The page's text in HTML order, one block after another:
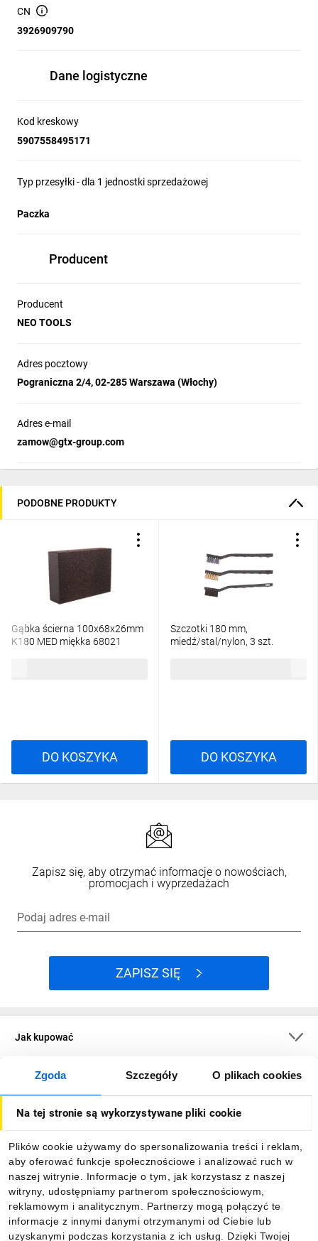
Zgoda Szczegóły O plikach cookies
Na tej stronie są wykorzystywane pliki cookie
Plików cookie używamy do spersonalizowania treści i reklam,
aby oferować funkcje społecznościowe i analizować ruch w
naszej witrynie. Informacje o tym, jak korzystasz z naszej
witryny, udostępniamy partnerom społecznościowym,
reklamowym i analitycznym. Partnerzy mogą połączyć te
informacje z innymi danymi otrzymanymi od Ciebie lub
uzyskanymi podczas korzystania z ich usług. Dzięki Twojej
CN
3926909790
Dane logistyczne
Kod kreskowy
5907558495171
Typ przesyłki - dla 1 jednostki sprzedażowej
Paczka
Producent
Producent
NEO TOOLS
Adres pocztowy
Pograniczna 2/4, 02-285 Warszawa (Włochy)
Adres e-mail
zamow@gtx-group.com
PODOBNE PRODUKTY
Gąbka ścierna 100x68x26mm
K180 MED miękka 68021
DO KOSZYKA
Szczotki 180 mm,
miedź/stal/nylon, 3 szt.
DO KOSZYKA
Zapisz się, aby otrzymać informacje o nowościach,
promocjach i wyprzedażach
Podaj adres e-mail
ZAPISZ SIĘ
Jak kupować
O firmie
Informacje
Pobierz naszą aplikację mobilną: